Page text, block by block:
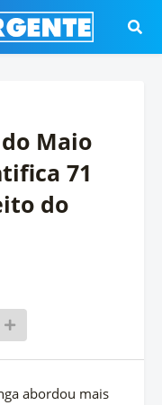
Maio
71
do
abordou mais